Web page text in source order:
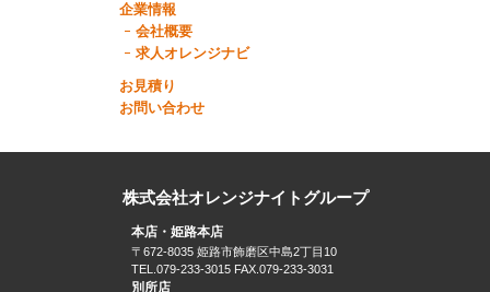
企業情報
会社概要
求人オレンジナビ
お見積り
お問い合わせ
株式会社オレンジナイトグループ
本店・姫路本店
〒672-8035 姫路市飾磨区中島2丁目10
TEL.079-233-3015 FAX.079-233-3031
別所店